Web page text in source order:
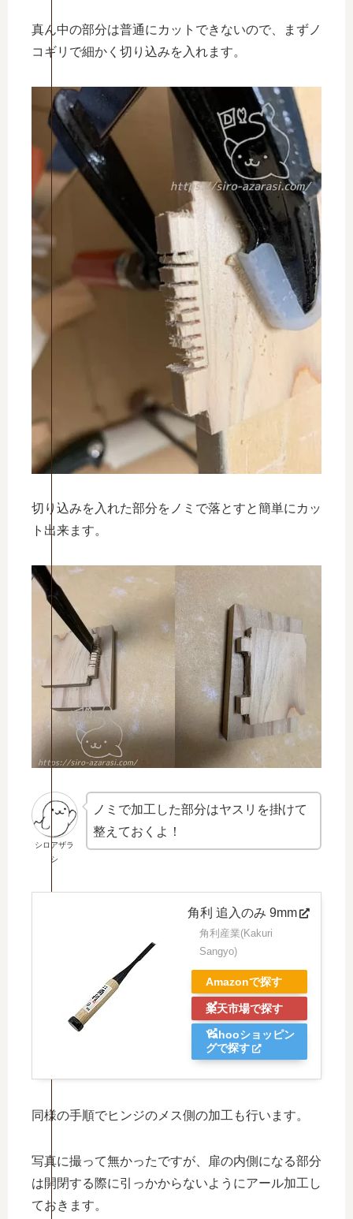
真ん中の部分は普通にカットできないので、まずノ
コギリで細かく切り込みを入れます。
切り込みを入れた部分をノミで落とすと簡単にカッ
ト出来ます。
シロアザラ
シ
ノミで加工した部分はヤスリを掛けて
整えておくよ！
角利 追入のみ 9mm
角利産業(Kakuri
Sangyo)
Amazonで探す
楽天市場で探す
Yahooショッピン
グで探す
同様の手順でヒンジのメス側の加工も行います。
写真に撮って無かったですが、扉の内側になる部分
は開閉する際に引っかからないようにアール加工し
ておきます。